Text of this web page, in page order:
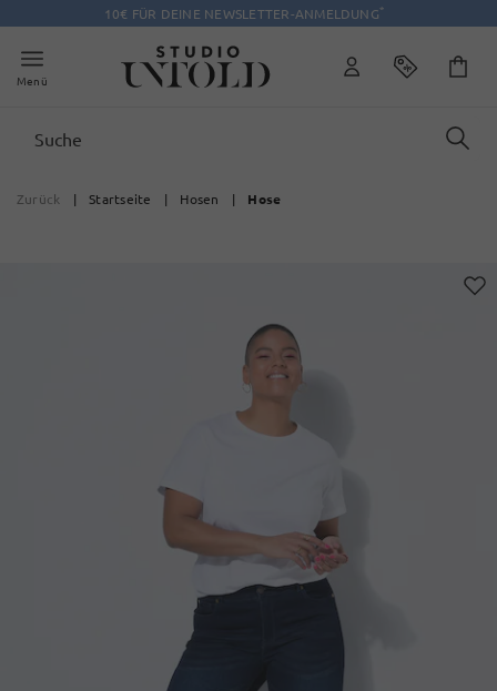
10€ FÜR DEINE NEWSLETTER-ANMELDUNG*
Menü
Zurück | Startseite | Hosen | Hose